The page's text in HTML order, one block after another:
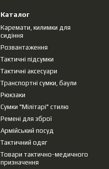
Каталог
Каремати, килимки для
сидіння
Розвантаження
Тактичні підсумки
Тактичні аксесуари
Транспортні сумки, баули
Рюкзаки
Сумки "Мілітарі" стилю
Ремені для зброї
Армійський посуд
Тактичний одяг
Товари тактично-медичного
призначення